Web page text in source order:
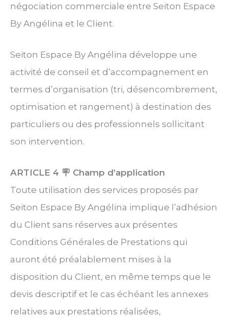
négociation commerciale entre Seiton Espace
By Angélina et le Client.
Seiton Espace By Angélina développe une
activité de conseil et d’accompagnement en
termes d’organisation (tri, désencombrement,
optimisation et rangement) à destination des
particuliers ou des professionnels sollicitant
son intervention.
ARTICLE 4 🪧 Champ d’application
Toute utilisation des services proposés par
Seiton Espace By Angélina implique l’adhésion
du Client sans réserves aux présentes
Conditions Générales de Prestations qui
auront été préalablement mises à la
disposition du Client, en même temps que le
devis descriptif et le cas échéant les annexes
relatives aux prestations réalisées,